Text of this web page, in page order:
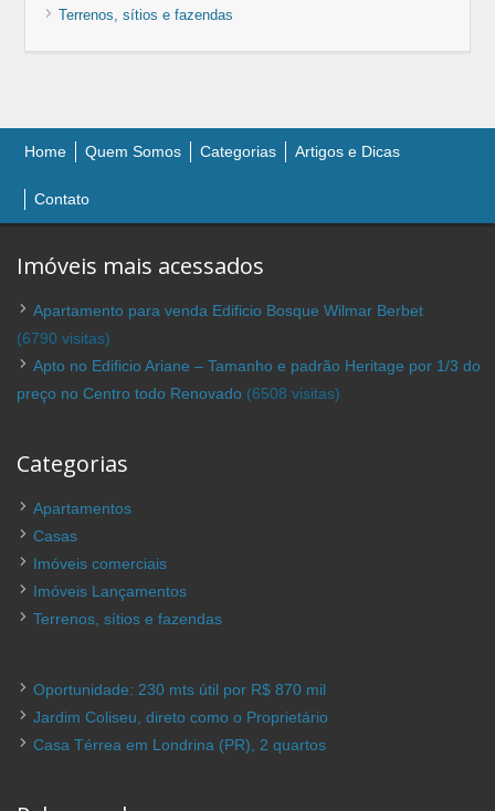
Terrenos, sítios e fazendas
Home Quem Somos Categorias Artigos e Dicas
Contato
Imóveis mais acessados
Apartamento para venda Edificio Bosque Wilmar Berbet
(6790 visitas)
Apto no Edificio Ariane – Tamanho e padrão Heritage por 1/3 do
preço no Centro todo Renovado (6508 visitas)
Categorias
Apartamentos
Casas
Imóveis comerciais
Imóveis Lançamentos
Terrenos, sítios e fazendas
Oportunidade: 230 mts útil por R$ 870 mil
Jardim Coliseu, direto como o Proprietário
Casa Térrea em Londrina (PR), 2 quartos